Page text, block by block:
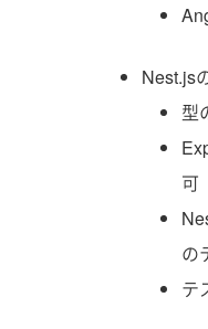
Nest.js
型
可
の
テ